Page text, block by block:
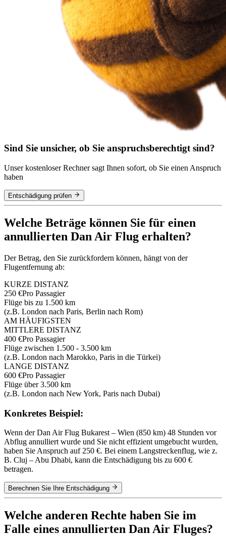
Sind Sie unsicher, ob Sie anspruchsberechtigt sind?
Unser kostenloser Rechner sagt Ihnen sofort, ob Sie einen Anspruch
haben
Entschädigung prüfen
Welche Beträge können Sie für einen
annullierten Dan Air Flug erhalten?
Der Betrag, den Sie zurückfordern können, hängt von der
Flugentfernung ab:
KURZE DISTANZ
250 €Pro Passagier
Flüge bis zu 1.500 km
(z.B. London nach Paris, Berlin nach Rom)
AM HÄUFIGSTEN
MITTLERE DISTANZ
400 €Pro Passagier
Flüge zwischen 1.500 - 3.500 km
(z.B. London nach Marokko, Paris in die Türkei)
LANGE DISTANZ
600 €Pro Passagier
Flüge über 3.500 km
(z.B. London nach New York, Paris nach Dubai)
Konkretes Beispiel:
Wenn der Dan Air Flug Bukarest – Wien (850 km) 48 Stunden vor
Abflug annulliert wurde und Sie nicht effizient umgebucht wurden,
haben Sie Anspruch auf 250 €. Bei einem Langstreckenflug, wie z.
B. Cluj – Abu Dhabi, kann die Entschädigung bis zu 600 €
betragen.
Berechnen Sie Ihre Entschädigung
Welche anderen Rechte haben Sie im
Falle eines annullierten Dan Air Fluges?